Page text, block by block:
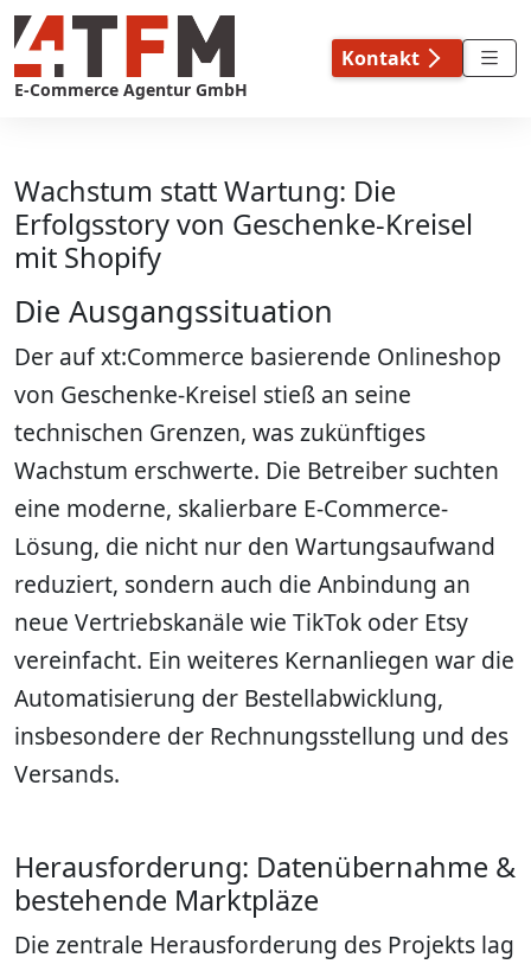
Skip
to
content
E-Commerce Agentur GmbH
Kontakt
Wachstum statt Wartung: Die
Erfolgsstory von Geschenke-Kreisel
mit Shopify
Die Ausgangssituation
Der auf xt:Commerce basierende Onlineshop
von Geschenke-Kreisel stieß an seine
technischen Grenzen, was zukünftiges
Wachstum erschwerte. Die Betreiber suchten
eine moderne, skalierbare E-Commerce-
Lösung, die nicht nur den Wartungsaufwand
reduziert, sondern auch die Anbindung an
neue Vertriebskanäle wie TikTok oder Etsy
vereinfacht. Ein weiteres Kernanliegen war die
Automatisierung der Bestellabwicklung,
insbesondere der Rechnungsstellung und des
Versands.
Herausforderung: Datenübernahme &
bestehende Marktpläze
Die zentrale Herausforderung des Projekts lag